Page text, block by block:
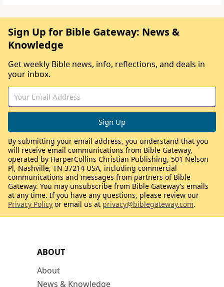
ABOUT
About
News & Knowledge
Sign Up for Bible Gateway: News &
Knowledge
Get weekly Bible news, info, reflections, and deals in
your inbox.
By submitting your email address, you understand that you
will receive email communications from Bible Gateway,
operated by HarperCollins Christian Publishing, 501 Nelson
Pl, Nashville, TN 37214 USA, including commercial
communications and messages from partners of Bible
Gateway. You may unsubscribe from Bible Gateway’s emails
at any time. If you have any questions, please review our
Privacy Policy or email us at privacy@biblegateway.com.